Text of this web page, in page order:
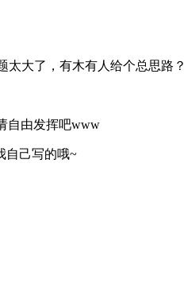
太大了，有木有人给个总思路？
自由发挥吧www
自己写的哦~